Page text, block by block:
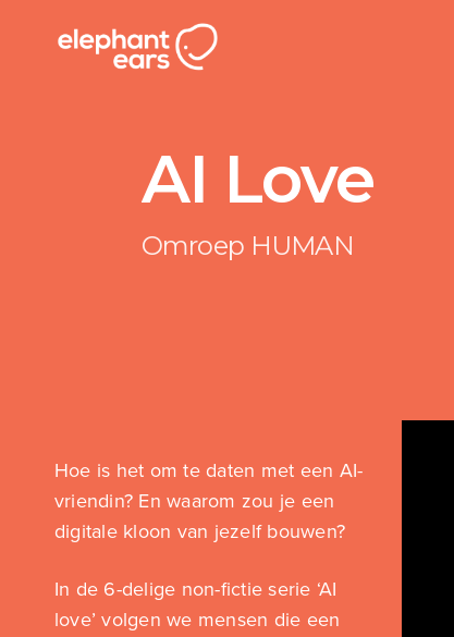
AI Love
Omroep HUMAN
Hoe is het om te daten met een AI-
vriendin? En waarom zou je een
digitale kloon van jezelf bouwen?
In de 6-delige non-fictie serie ‘AI
love’ volgen we mensen die een